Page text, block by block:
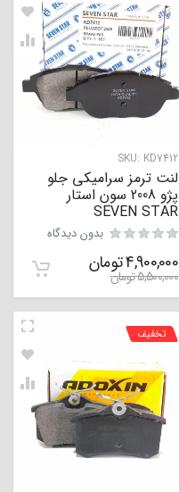
SKU: KD7412
لنت ترمز سرامیکی جلو
پژو 2008 سون استار
SEVEN STAR
بدون دیدگاه
4,900,000تومان
5,500,000تومان
تخفیف